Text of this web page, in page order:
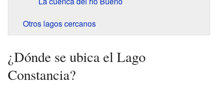
Otros lagos cercanos
¿Dónde se ubica el Lago
Constancia?